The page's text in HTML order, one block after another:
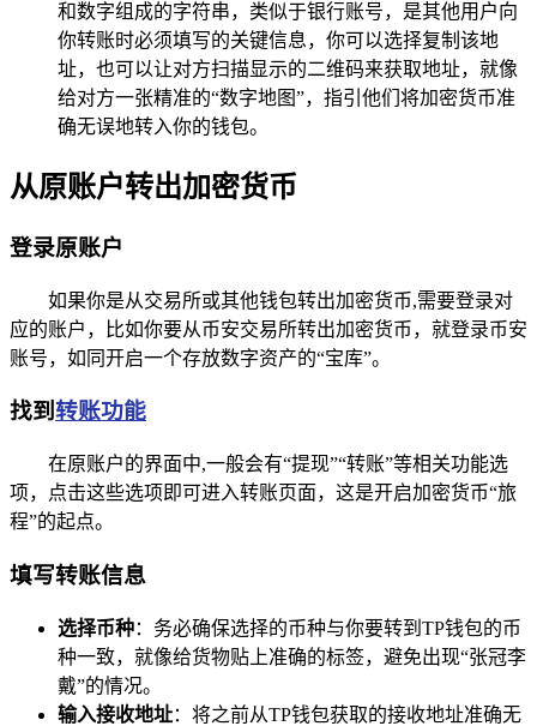
和数字组成的字符串，类似于银行账号，是其他用户向
你转账时必须填写的关键信息，你可以选择复制该地
址，也可以让对方扫描显示的二维码来获取地址，就像
给对方一张精准的“数字地图”，指引他们将加密货币准
确无误地转入你的钱包。
从原账户转出加密货币
登录原账户
如果你是从交易所或其他钱包转出加密货币,需要登录对
应的账户，比如你要从币安交易所转出加密货币，就登录币安
账号，如同开启一个存放数字资产的“宝库”。
找到转账功能
在原账户的界面中,一般会有“提现”“转账”等相关功能选
项，点击这些选项即可进入转账页面，这是开启加密货币“旅
程”的起点。
填写转账信息
选择币种：务必确保选择的币种与你要转到TP钱包的币
种一致，就像给货物贴上准确的标签，避免出现“张冠李
戴”的情况。
输入接收地址：将之前从TP钱包获取的接收地址准确无